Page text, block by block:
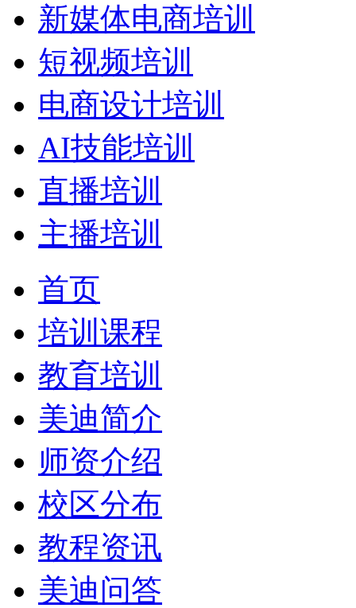
新媒体电商培训
短视频培训
电商设计培训
AI技能培训
直播培训
主播培训
首页
培训课程
教育培训
美迪简介
师资介绍
校区分布
教程资讯
美迪问答